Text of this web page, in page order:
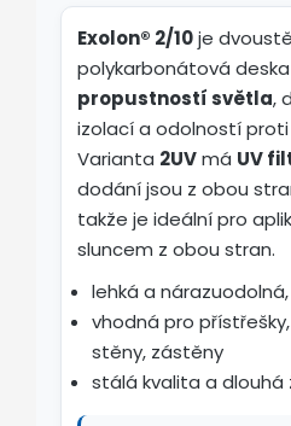
Exolon® 2/10je
polykarbonátová
propustností světla,
izolací a odolností
Varianta 2UVmá UV
dodání jsou z obou
takže je ideální pro
sluncem z obou stran.
lehká a
vhodná pro
stěny, zástěny
stálá kvalita a dlouhá